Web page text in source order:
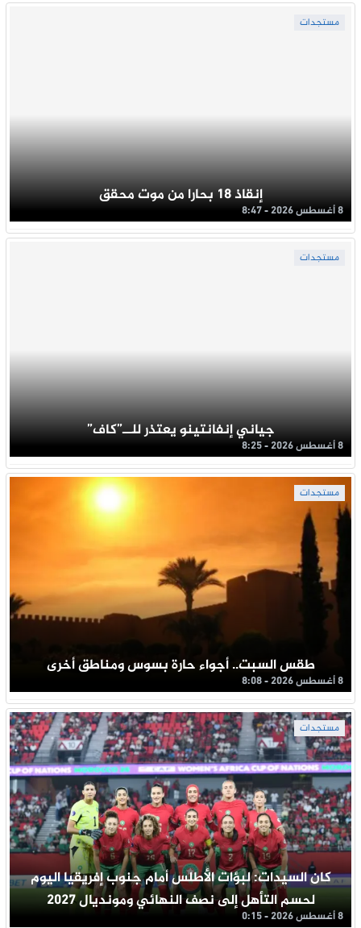
مستجدات
إنقاذ 18 بحارا من موت محقق
8 أغسطس 2026 - 8:47
مستجدات
جياني إنفانتينو يعتذر للــ”كاف”
8 أغسطس 2026 - 8:25
مستجدات
طقس السبت.. أجواء حارة بسوس ومناطق أخرى
8 أغسطس 2026 - 8:08
مستجدات
كان السيدات: لبؤات الأطلس أمام جنوب إفريقيا اليوم
لحسم التأهل إلى نصف النهائي ومونديال 2027
8 أغسطس 2026 - 0:15